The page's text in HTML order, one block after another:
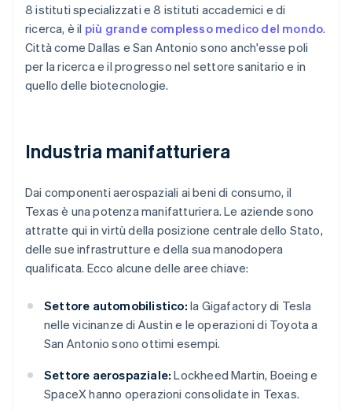
8 istituti specializzati e 8 istituti accademici e di
ricerca, è il più grande complesso medico del mondo.
Città come Dallas e San Antonio sono anch'esse poli
per la ricerca e il progresso nel settore sanitario e in
quello delle biotecnologie.
Industria manifatturiera
Dai componenti aerospaziali ai beni di consumo, il
Texas è una potenza manifatturiera. Le aziende sono
attratte qui in virtù della posizione centrale dello Stato,
delle sue infrastrutture e della sua manodopera
qualificata. Ecco alcune delle aree chiave:
Settore automobilistico: la Gigafactory di Tesla
nelle vicinanze di Austin e le operazioni di Toyota a
San Antonio sono ottimi esempi.
Settore aerospaziale: Lockheed Martin, Boeing e
SpaceX hanno operazioni consolidate in Texas.